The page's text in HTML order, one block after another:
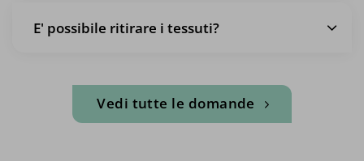
E' possibile ritirare i tessuti?
Vedi tutte le domande